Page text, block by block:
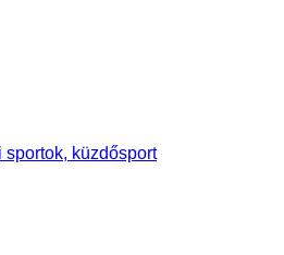
küzdősport